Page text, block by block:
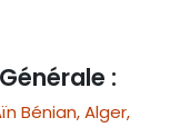
:
Bénian, Alger,